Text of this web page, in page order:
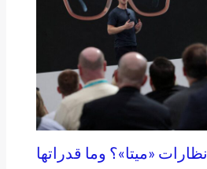
نظارات «ميتا»؟ وما قدراتها